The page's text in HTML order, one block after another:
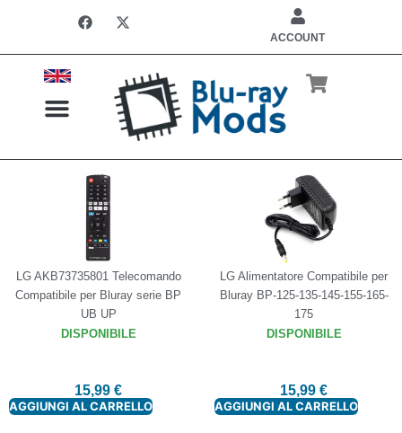
ACCOUNT
LG AKB73735801 Telecomando
Compatibile per Bluray serie BP
UB UP
DISPONIBILE
15,99 €
AGGIUNGI AL CARRELLO
LG Alimentatore Compatibile per
Bluray BP-125-135-145-155-165-
175
DISPONIBILE
15,99 €
AGGIUNGI AL CARRELLO